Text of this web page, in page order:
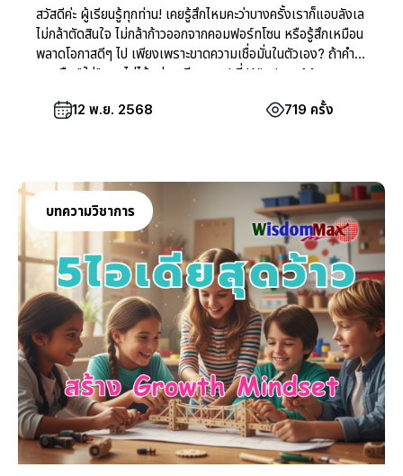
สวัสดีค่ะ ผู้เรียนรู้ทุกท่าน! เคยรู้สึกไหมคะว่าบางครั้งเราก็แอบลังเล
ไม่กล้าตัดสินใจ ไม่กล้าก้าวออกจากคอมฟอร์ทโซน หรือรู้สึกเหมือน
พลาดโอกาสดีๆ ไป เพียงเพราะขาดความเชื่อมั่นในตัวเอง? ถ้าคำ
ตอบคือ "ใช่" คุณไม่ได้อยู่คนเดียวนะคะ! ที่ Wisdom Max
Trust นั้นสำคัญแค่ไหน มันไม่ใช่แค่ทักษะ แต่เป็นเสมือนประตูบาน
อยากชวนคุณมาไขความลับของการสร้างความไว้วางใจในตัวเอง
อย่างเป็นกันเองและเข้าใจง่าย พร้อม 5 เคล็ดลับที่เราคัดสรรมา
เป็นพิเศษ เพื่อให้คุณสามารถนำไปปรับใช้ได้จริง และปลดล็อก
ศักยภาพอันไร้ขีดจำกัดที่ซ่อนอยู่ในตัวคุณ!
12 พ.ย. 2568 719 ครั้ง
บทความวิชาการ